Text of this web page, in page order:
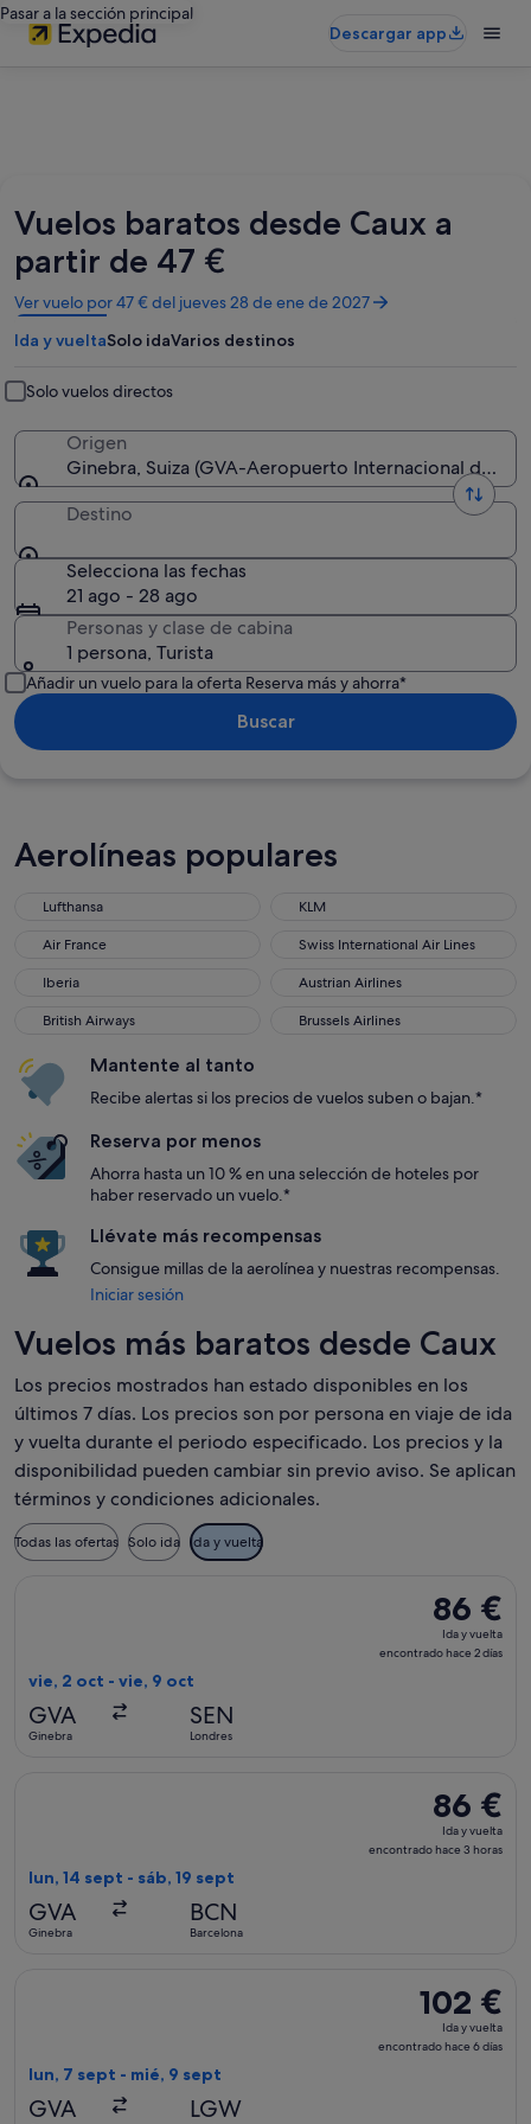
Pasar a la sección principal
Descargar app
Vuelos baratos desde Caux a
partir de 47 €
Ver vuelo por 47 € del jueves 28 de ene de 2027
Se
abre
en
ventana
nueva
Ida y vueltaSolo idaVarios destinos
Solo vuelos directos
Origen
Ginebra, Suiza (GVA-Aeropuerto Internacional de
Destino
Selecciona las fechas
21 ago - 28 ago
Personas y clase de cabina
1 persona, Turista
Añadir un vuelo para la oferta Reserva más y ahorra*
Buscar
Aerolíneas populares
Lufthansa
KLM
Air France
Swiss International Air Lines
Iberia
Austrian Airlines
British Airways
Brussels Airlines
Mantente al tanto
Recibe alertas si los precios de vuelos suben o bajan.*
Reserva por menos
Ahorra hasta un 10 % en una selección de hoteles por
haber reservado un vuelo.*
Llévate más recompensas
Consigue millas de la aerolínea y nuestras recompensas.
Iniciar sesión
Vuelos más baratos desde Caux
Los precios mostrados han estado disponibles en los
últimos 7 días. Los precios son por persona en viaje de ida
y vuelta durante el periodo especificado. Los precios y la
disponibilidad pueden cambiar sin previo aviso. Se aplican
términos y condiciones adicionales.
Todas las ofertas Solo ida Ida y vuelta
86 €
Ida
y
86 €
Ida y vuelta
encontrado hace 2 días
vie, 2 oct - vie, 9 oct
GVA
Ginebra
SEN
Londres
86 €
Ida
y
86 €
Ida y vuelta
encontrado hace 3 horas
lun, 14 sept - sáb, 19 sept
GVA
Ginebra
BCN
Barcelona
102 €
Ida
y
102 €
Ida y vuelta
encontrado hace 6 días
lun, 7 sept - mié, 9 sept
GVA LGW